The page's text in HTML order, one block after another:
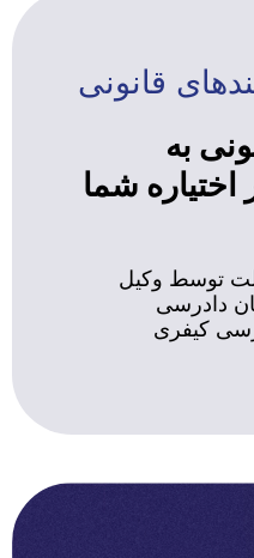
قانونی
به
شما
توسط وکیل
دادرسی
کیفری